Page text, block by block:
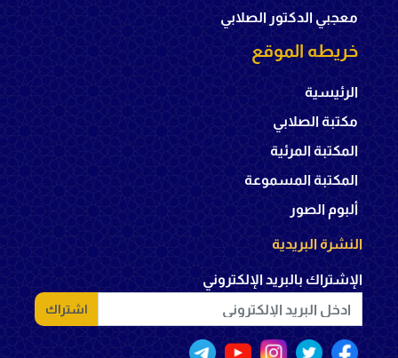
معجبي الدكتور الصلابي
خريطه الموقع
الرئيسية
مكتبة الصلابي
المكتبة المرئية
المكتبة المسموعة
ألبوم الصور
النشرة البريدية
الإشتراك بالبريد الإلكتروني
اشتراك